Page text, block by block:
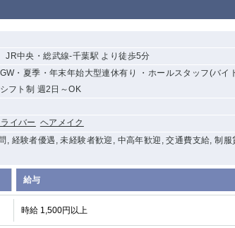
中央・総武線-千葉駅 より徒歩5分
・夏季・年末年始大型連休有り ・ホールスタッフ(バイ
フト制 週2日～OK
イバー ヘアメイク
, 経験者優遇, 未経験者歓迎, 中高年歓迎, 交通費支給, 制
給与
時給 1,500円以上
内容で設定